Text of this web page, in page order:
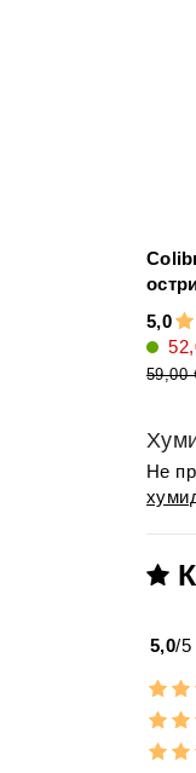
5,0
59,00
Не
5,0/5